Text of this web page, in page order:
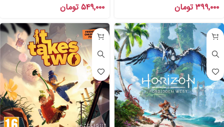
PS۴ , PS۵
۳۹۹,۰۰۰ تومان
۵۴۹,۰۰۰ تومان